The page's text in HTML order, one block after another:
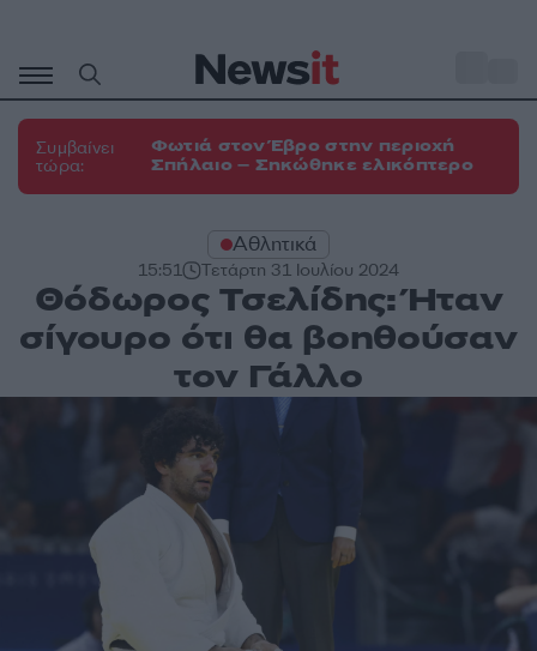
περιεχόμενο
Συμβαίνει
τώρα:
Φωτιά στον Έβρο στην περιοχή
Σπήλαιο – Σηκώθηκε ελικόπτερο
Αθλητικά
15:51 Τετάρτη 31 Ιουλίου 2024
Θόδωρος Τσελίδης: Ήταν
σίγουρο ότι θα βοηθούσαν
τον Γάλλο